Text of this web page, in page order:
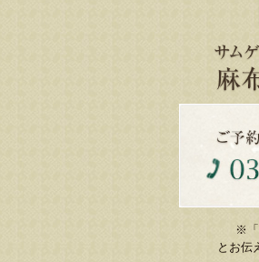
※「
とお伝